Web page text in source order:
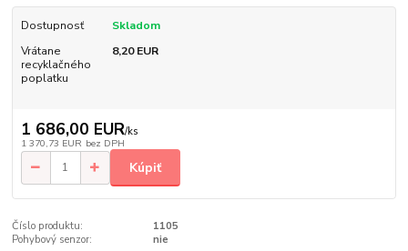
Dostupnosť
Skladom
Vrátane
recyklačného
poplatku
8,20 EUR
1 686,00 EUR/ks
1 370,73 EUR bez DPH
Kúpiť
Číslo produktu:
1105
Pohybový senzor:
nie